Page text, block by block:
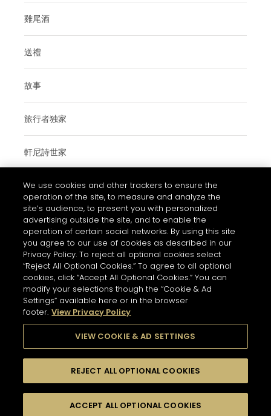
雞尾酒
送禮
故事
旅行者独家
軒尼詩世家
參觀軒尼詩
使用條款與細則
常見問題
私隱和COOKIES政策通知
聯絡我們
的COOKIE設置
© 2026 軒尼詩
We use cookies and other trackers to ensure the
operation of the site, to measure and analyze the
site’s audience, to present you with personalized
advertising outside the site, and to enable the
operation of certain social networks. By using this site
you agree to our use of cookies as described in our
Privacy Policy. To reject all optional cookies select
“Reject All Optional Cookies.” To agree to all optional
cookies, click “Accept All Optional Cookies.” You can
modify your selections though the “Cookie & Ad
Settings” available here or in the browser
footer. View Privacy Policy
VIEW COOKIE & AD SETTINGS
REJECT ALL OPTIONAL COOKIES
ACCEPT ALL OPTIONAL COOKIES